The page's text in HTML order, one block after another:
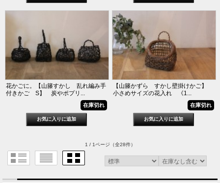
花かごに。【山籐すかし 乱れ編み手
付きかご S】 炭やポプリ...
在庫切れ
【山籐かずら すかし壁掛けかご】
小さめサイズの花入れ 《1...
在庫切れ
1 / 1ページ （全28件）